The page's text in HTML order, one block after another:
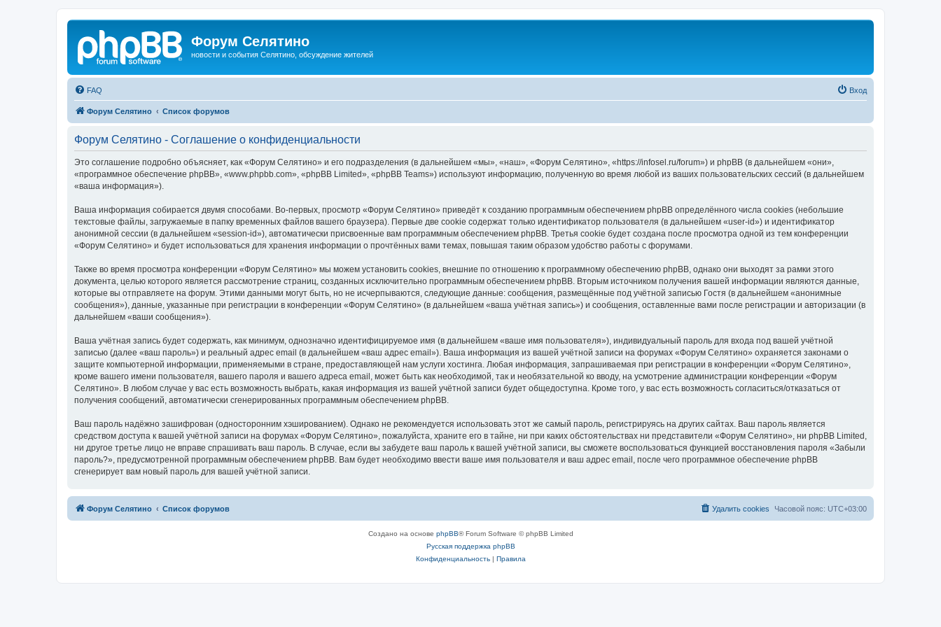
Форум Селятино
новости и события Селятино, обсуждение жителей
FAQ Вход
Форум Селятино Список форумов
Форум Селятино - Соглашение о конфиденциальности
Это соглашение подробно объясняет, как «Форум Селятино» и его подразделения (в дальнейшем «мы», «наш», «Форум Селятино», «https://infosel.ru/forum») и phpBB (в дальнейшем «они»,
«программное обеспечение phpBB», «www.phpbb.com», «phpBB Limited», «phpBB Teams») используют информацию, полученную во время любой из ваших пользовательских сессий (в дальнейшем
«ваша информация»).
Ваша информация собирается двумя способами. Во-первых, просмотр «Форум Селятино» приведёт к созданию программным обеспечением phpBB определённого числа cookies (небольшие
текстовые файлы, загружаемые в папку временных файлов вашего браузера). Первые две cookie содержат только идентификатор пользователя (в дальнейшем «user-id») и идентификатор
анонимной сессии (в дальнейшем «session-id»), автоматически присвоенные вам программным обеспечением phpBB. Третья cookie будет создана после просмотра одной из тем конференции
«Форум Селятино» и будет использоваться для хранения информации о прочтённых вами темах, повышая таким образом удобство работы с форумами.
Также во время просмотра конференции «Форум Селятино» мы можем установить cookies, внешние по отношению к программному обеспечению phpBB, однако они выходят за рамки этого
документа, целью которого является рассмотрение страниц, созданных исключительно программным обеспечением phpBB. Вторым источником получения вашей информации являются данные,
которые вы отправляете на форум. Этими данными могут быть, но не исчерпываются, следующие данные: сообщения, размещённые под учётной записью Гостя (в дальнейшем «анонимные
сообщения»), данные, указанные при регистрации в конференции «Форум Селятино» (в дальнейшем «ваша учётная запись») и сообщения, оставленные вами после регистрации и авторизации (в
дальнейшем «ваши сообщения»).
Ваша учётная запись будет содержать, как минимум, однозначно идентифицируемое имя (в дальнейшем «ваше имя пользователя»), индивидуальный пароль для входа под вашей учётной
записью (далее «ваш пароль») и реальный адрес email (в дальнейшем «ваш адрес email»). Ваша информация из вашей учётной записи на форумах «Форум Селятино» охраняется законами о
защите компьютерной информации, применяемыми в стране, предоставляющей нам услуги хостинга. Любая информация, запрашиваемая при регистрации в конференции «Форум Селятино»,
кроме вашего имени пользователя, вашего пароля и вашего адреса email, может быть как необходимой, так и необязательной ко вводу, на усмотрение администрации конференции «Форум
Селятино». В любом случае у вас есть возможность выбрать, какая информация из вашей учётной записи будет общедоступна. Кроме того, у вас есть возможность согласиться/отказаться от
получения сообщений, автоматически сгенерированных программным обеспечением phpBB.
Ваш пароль надёжно зашифрован (односторонним хэшированием). Однако не рекомендуется использовать этот же самый пароль, регистрируясь на других сайтах. Ваш пароль является
средством доступа к вашей учётной записи на форумах «Форум Селятино», пожалуйста, храните его в тайне, ни при каких обстоятельствах ни представители «Форум Селятино», ни phpBB Limited,
ни другое третье лицо не вправе спрашивать ваш пароль. В случае, если вы забудете ваш пароль к вашей учётной записи, вы сможете воспользоваться функцией восстановления пароля «Забыли
пароль?», предусмотренной программным обеспечением phpBB. Вам будет необходимо ввести ваше имя пользователя и ваш адрес email, после чего программное обеспечение phpBB
сгенерирует вам новый пароль для вашей учётной записи.
Форум Селятино Список форумов Часовой пояс: UTC+03:00
Удалить cookies
Создано на основе phpBB® Forum Software © phpBB Limited
Русская поддержка phpBB
Конфиденциальность| Правила